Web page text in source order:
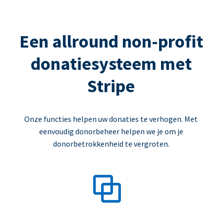
Een allround non-profit
donatiesysteem met
Stripe
Onze functies helpen uw donaties te verhogen. Met
eenvoudig donorbeheer helpen we je om je
donorbetrokkenheid te vergroten.